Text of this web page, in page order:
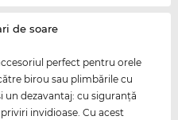
de soare
perfect pentru orele
birou sau plimbările cu
un dezavantaj: cu siguranţă
invidioase. Cu acest